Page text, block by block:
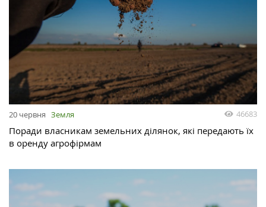
20 червня Земля 46683
Поради власникам земельних ділянок, які передають їх
в оренду агрофірмам